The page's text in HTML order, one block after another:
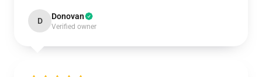
D Donovan
Verified owner